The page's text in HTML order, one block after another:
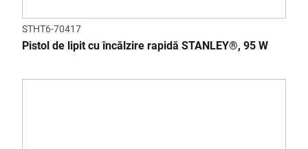
STHT6-70417
Pistol de lipit cu încălzire rapidă STANLEY®, 95 W